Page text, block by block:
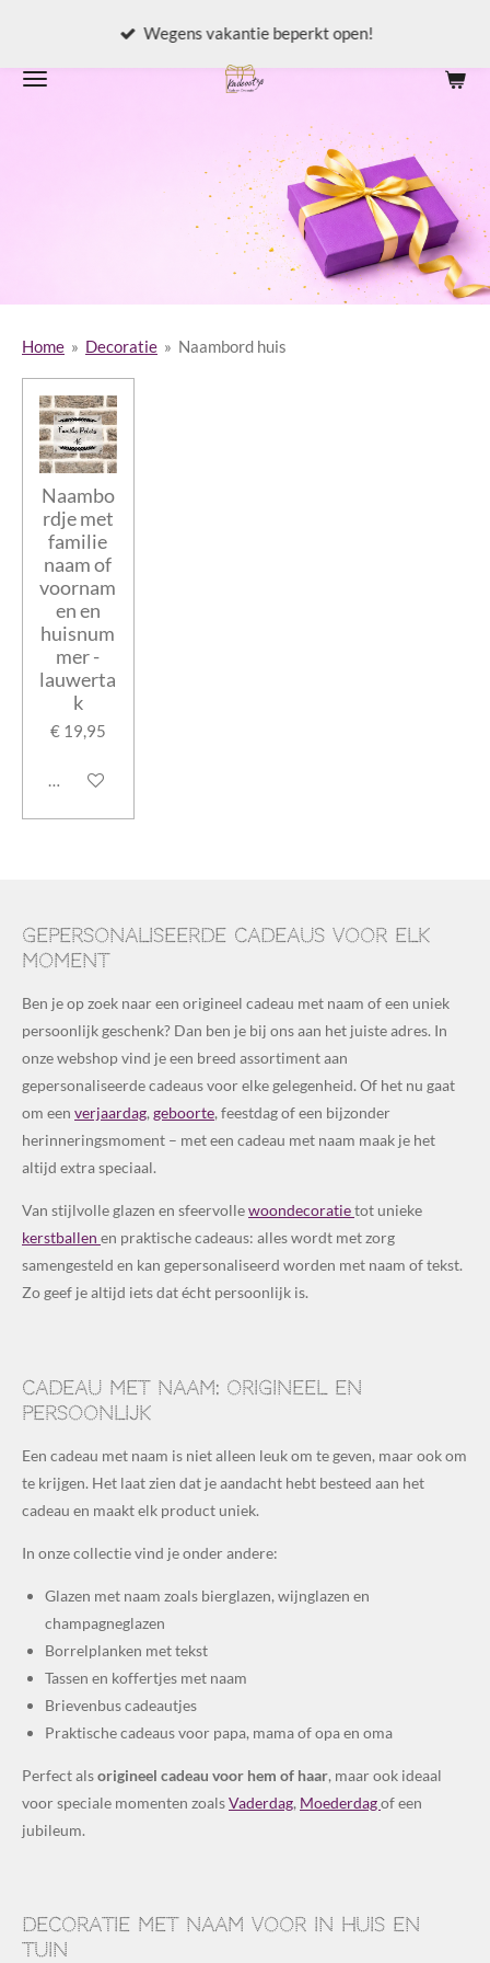
naar
Wegens vakantie beperkt open!
Home » Decoratie » Naambord huis
Naambo
rdje met
familie
naam of
voornam
en en
huisnum
mer -
lauwerta
k
€ 19,95
Bekijk details
Gepersonaliseerde cadeaus voor elk
moment
Ben je op zoek naar een origineel cadeau met naam of een uniek
persoonlijk geschenk? Dan ben je bij ons aan het juiste adres. In
onze webshop vind je een breed assortiment aan
gepersonaliseerde cadeaus voor elke gelegenheid. Of het nu gaat
om een verjaardag, geboorte, feestdag of een bijzonder
herinneringsmoment – met een cadeau met naam maak je het
altijd extra speciaal.
Van stijlvolle glazen en sfeervollewoondecoratietot unieke
kerstballen en praktische cadeaus: alles wordt met zorg
samengesteld en kan gepersonaliseerd worden met naam of tekst.
Zo geef je altijd iets dat écht persoonlijk is.
Cadeau met naam: origineel en
persoonlijk
Een cadeau met naam is niet alleen leuk om te geven, maar ook om
te krijgen. Het laat zien dat je aandacht hebt besteed aan het
cadeau en maakt elk product uniek.
In onze collectie vind je onder andere:
Glazen met naam zoals bierglazen, wijnglazen en
champagneglazen
Borrelplanken met tekst
Tassen en koffertjes met naam
Brievenbus cadeautjes
Praktische cadeaus voor papa, mama of opa en oma
Perfect alsorigineel cadeau voor hem of haar, maar ook ideaal
voor speciale momenten zoalsVaderdag, Moederdagof een
jubileum.
Decoratie met naam voor in huis en
tuin